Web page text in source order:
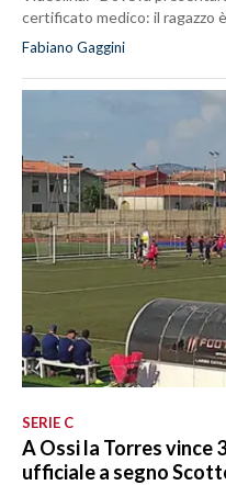
certificato medico: il ragazzo
Fabiano Gaggini
SERIE C
A Ossi la Torres vince
ufficiale a segno